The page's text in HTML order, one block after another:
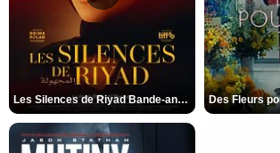
Les Silences de Riyad Bande-annonce VO STFR